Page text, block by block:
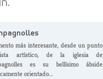
más interesante, desde un punto
artístico, de la iglesia de
es su bellísimo ábside
orientado...